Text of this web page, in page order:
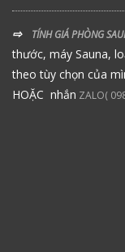
⇨ TÍNH GIÁ PHÒNG
thước, máy Sauna,
theo tùy chọn của
HOẶC nhắn ZALO(